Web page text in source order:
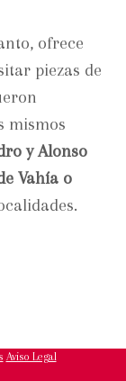
ofrece
piezas de
mismos
y Alonso
Vahía o
Aviso Legal